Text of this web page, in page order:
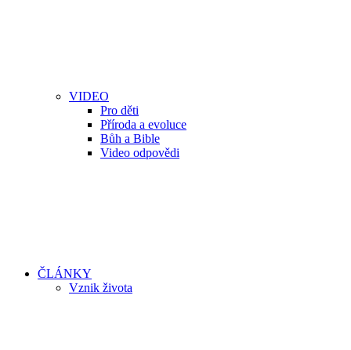
VIDEO
Pro děti
Příroda a evoluce
Bůh a Bible
Video odpovědi
ČLÁNKY
Vznik života